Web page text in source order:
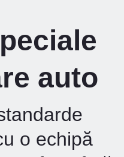
auto
o echipă